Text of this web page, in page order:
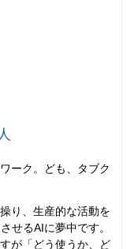
ーク。ども、タブク
り、生産的な活動を
せるAIに夢中です。
が「どう使うか、ど